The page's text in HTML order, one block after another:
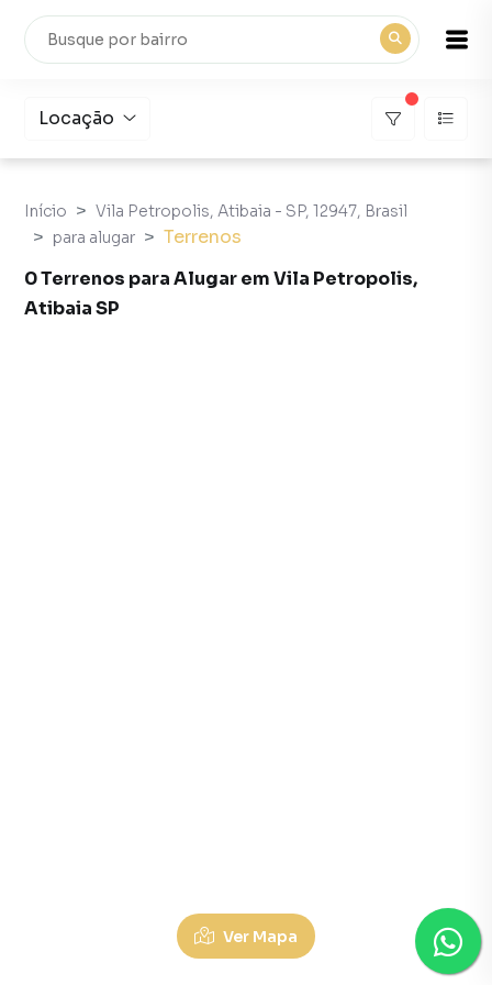
Locação
Início
Vila Petropolis, Atibaia - SP, 12947, Brasil
para alugar
Terrenos
0 Terrenos para Alugar em Vila Petropolis,
Atibaia SP
Ver Mapa